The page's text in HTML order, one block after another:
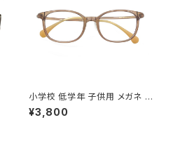
小学校 低学年 子供用 メガネ 5
324-6 キッズ メガネ 男の子 女
の子 子ども用 5歳 6歳 7歳 8
¥3,800